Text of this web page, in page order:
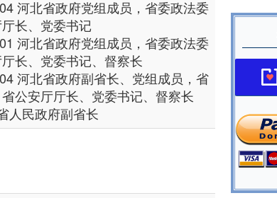
河北省政府党组成员，省委政法委
长、党委书记
河北省政府党组成员，省委政法委
长、党委书记、督察长
河北省政府副省长、党组成员，省
公安厅厅长、党委书记、督察长
人民政府副省长